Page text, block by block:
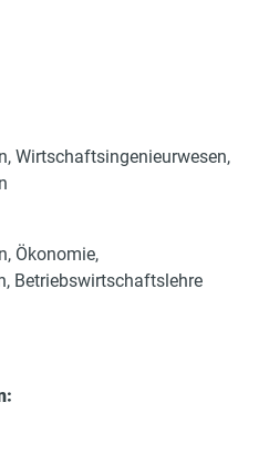
Wirtschaftsingenieurwesen,
Ökonomie,
Betriebswirtschaftslehre